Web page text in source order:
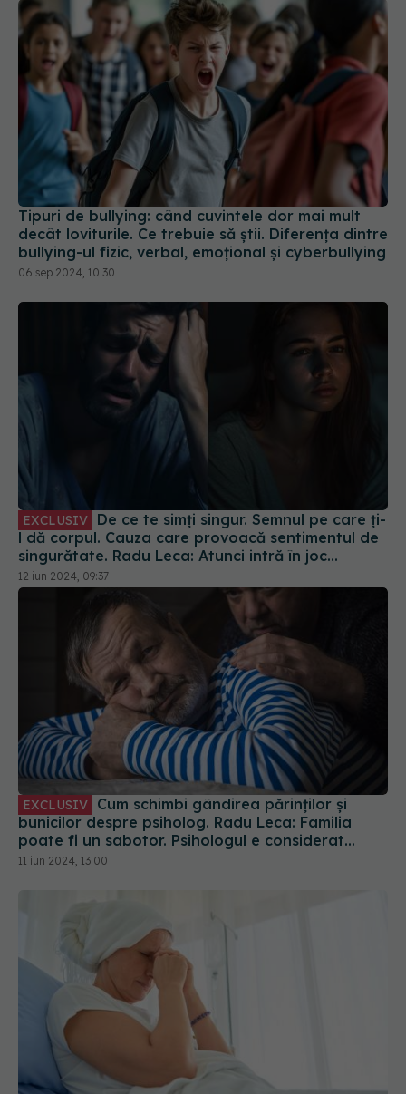
Tipuri de bullying: când cuvintele dor mai mult
decât loviturile. Ce trebuie să știi. Diferența dintre
bullying-ul fizic, verbal, emoțional și cyberbullying
06 sep 2024, 10:30
EXCLUSIV
l dă corpul. Cauza care provoacă sentimentul de
singurătate. Radu Leca: Atunci intră în joc
singurătatea
12 iun 2024, 09:37
EXCLUSIV Cum schimbi gândirea părinților și
bunicilor despre psiholog. Radu Leca: Familia
poate fi un sabotor. Psihologul e considerat
incapabil. E primul ce te ajută să-ți faci curățenie
în minte și suflet
11 iun 2024, 13:00
EXCLUSIV
Raluca Sîmbotin (MSD Romania): Provoacă